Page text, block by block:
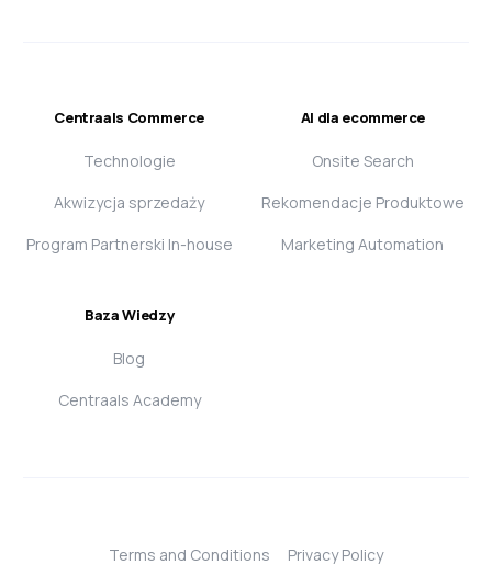
Centraals Commerce
Technologie
Akwizycja sprzedaży
Program Partnerski In-house
AI dla ecommerce
Onsite Search
Rekomendacje Produktowe
Marketing Automation
Baza Wiedzy
Blog
Centraals Academy
Terms and Conditions Privacy Policy